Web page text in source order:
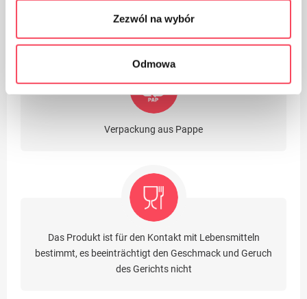
Zezwól na wybór
Odmowa
als der sicherste Kunststoff für unsere Gesundheit
Verpackung aus Pappe
Das Produkt ist für den Kontakt mit Lebensmitteln
bestimmt, es beeinträchtigt den Geschmack und Geruch
des Gerichts nicht